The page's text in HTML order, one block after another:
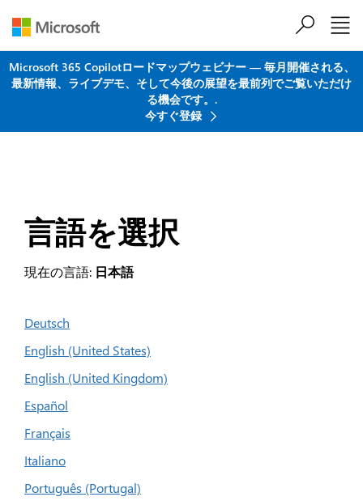
Microsoft 365 Copilotロードマップウェビナー ― 毎月開催される、
最新情報、ライブデモ、そして今後の展望を最前列でご覧いただけ
る機会です。.
今すぐ登録
言語を選択
現在の言語: 日本語
Deutsch
English (United States)
English (United Kingdom)
Español
Français
Italiano
Português (Portugal)